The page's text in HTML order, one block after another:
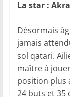
La star :
Désormais
jamais
sol qatari.
maître à
position plus
24 buts et 35